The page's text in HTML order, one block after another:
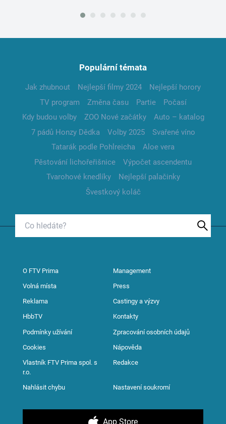
Populární témata
Jak zhubnout Nejlepší filmy 2024
Nejlepší horory
TV program
Změna času Partie
Počasí
Kdy budou volby
ZOO Nové začátky
Auto – katalog
7 pádů Honzy Dědka
Volby 2025
Svařené víno
Tatarák podle Pohlreicha
Aloe vera
Pěstování lichořeřišnice
Výpočet ascendentu
Tvarohové knedlíky
Nejlepší palačinky
Švestkový koláč
O FTV Prima Management
Volná místa Press
Reklama Castingy a výzvy
HbbTV Kontakty
Podmínky užívání Zpracování osobních údajů
Cookies Nápověda
Vlastník FTV Prima spol. s
r.o.
Redakce
Nahlásit chybu Nastavení soukromí
App Store